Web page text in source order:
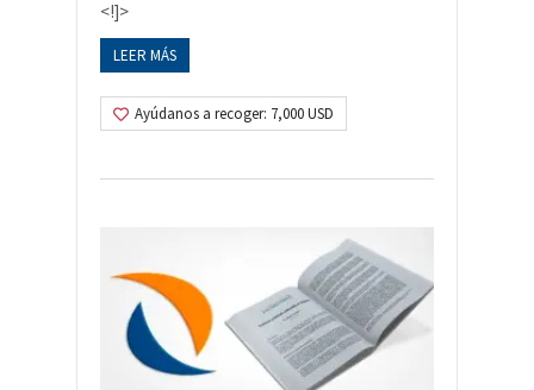
<!]>
LEER MÁS
Ayúdanos a recoger: 7,000 USD